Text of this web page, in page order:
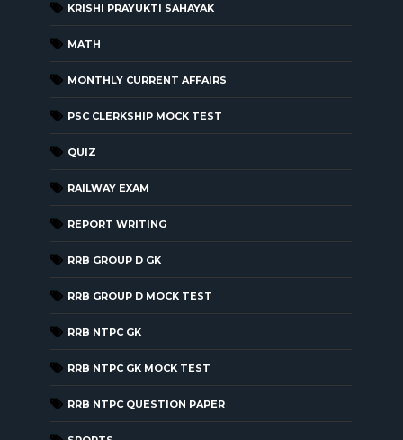
KRISHI PRAYUKTI SAHAYAK
MATH
MONTHLY CURRENT AFFAIRS
PSC CLERKSHIP MOCK TEST
QUIZ
RAILWAY EXAM
REPORT WRITING
RRB GROUP D GK
RRB GROUP D MOCK TEST
RRB NTPC GK
RRB NTPC GK MOCK TEST
RRB NTPC QUESTION PAPER